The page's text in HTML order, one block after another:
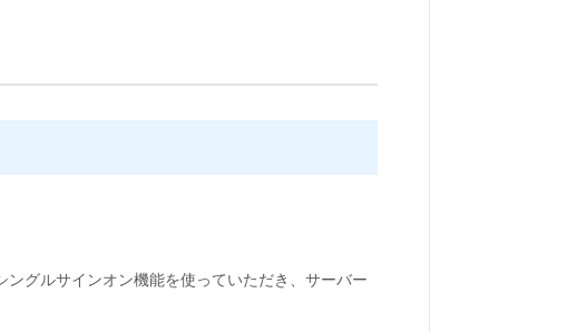
グルサインオン機能を使っていただき、サーバー